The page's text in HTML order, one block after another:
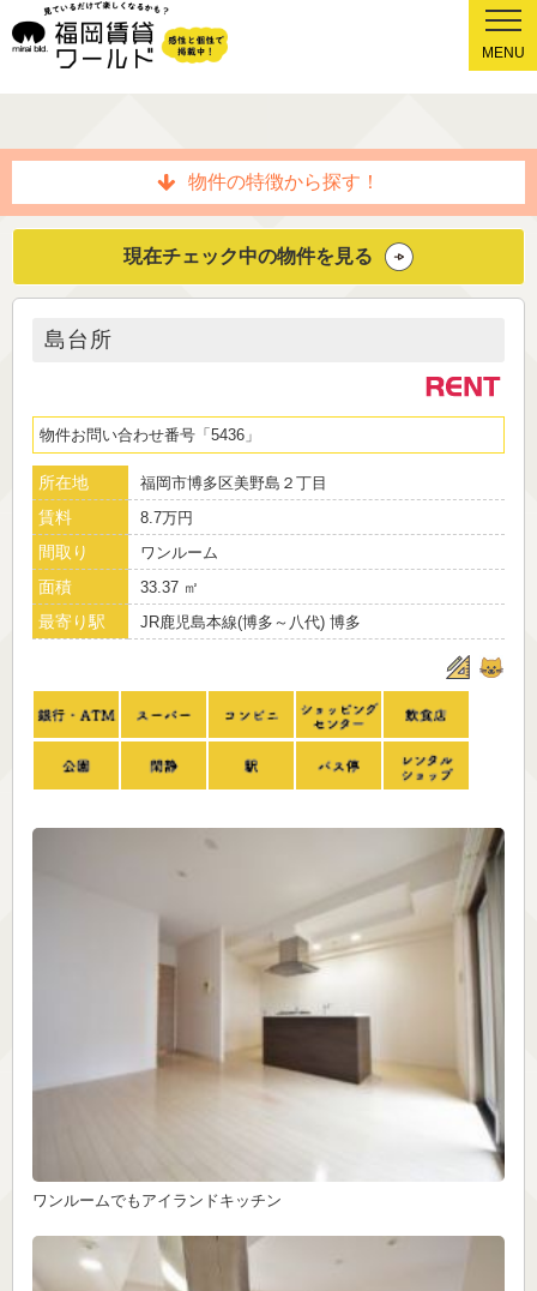
MENU
物件の特徴から探す！
現在チェック中の物件を見る
島台所
物件お問い合わせ番号 5436
所在地 福岡市博多区美野島２丁目
賃料 8.7万円
間取り ワンルーム
面積 33.37 ㎡
最寄り駅 JR鹿児島本線(博多～八代) 博多
ワンルームでもアイランドキッチン